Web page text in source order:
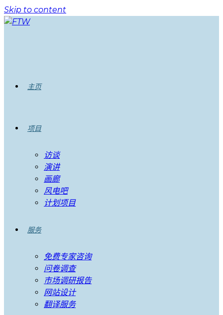
Skip to content
主页
项目
访谈
演讲
画廊
风电吧
计划项目
服务
免费专家咨询
问卷调查
市场调研报告
网站设计
翻译服务